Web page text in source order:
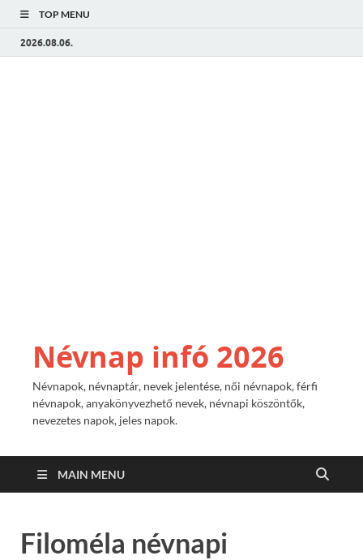
TOP MENU
2026.08.06.
Névnap infó 2026
Névnapok, névnaptár, nevek jelentése, női névnapok, férfi
névnapok, anyakönyvezhető nevek, névnapi köszöntők,
nevezetes napok, jeles napok.
MAIN MENU
Filoméla névnapi